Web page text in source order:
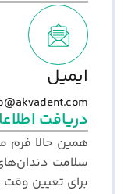
ایمیل
دریافت
همین حالا فرم
سلامت دندان‌ها
برای تعیین وقت